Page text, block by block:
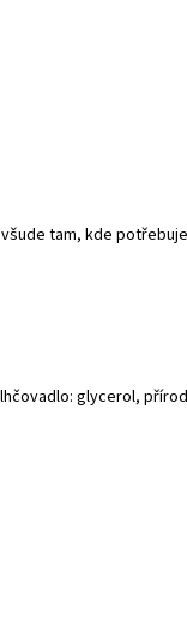
tam, kde
glycerol,